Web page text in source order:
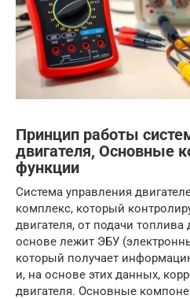
Принцип работы
двигателя, Основные
функции
Система управления
комплекс, который
двигателя, от подачи топлива
основе лежит ЭБУ
который получает
и, на основе этих данных,
двигателя. Основные